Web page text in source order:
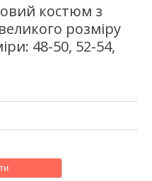
костюм з
розміру
48-50, 52-54,